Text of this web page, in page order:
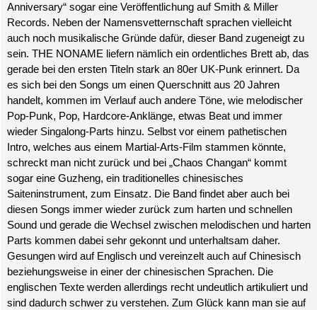
Anniversary“ sogar eine Veröffentlichung auf Smith & Miller
Records. Neben der Namensvetternschaft sprachen vielleicht
auch noch musikalische Gründe dafür, dieser Band zugeneigt zu
sein. THE NONAME liefern nämlich ein ordentliches Brett ab, das
gerade bei den ersten Titeln stark an 80er UK-Punk erinnert. Da
es sich bei den Songs um einen Querschnitt aus 20 Jahren
handelt, kommen im Verlauf auch andere Töne, wie melodischer
Pop-Punk, Pop, Hardcore-Anklänge, etwas Beat und immer
wieder Singalong-Parts hinzu. Selbst vor einem pathetischen
Intro, welches aus einem Martial-Arts-Film stammen könnte,
schreckt man nicht zurück und bei „Chaos Changan“ kommt
sogar eine Guzheng, ein traditionelles chinesisches
Saiteninstrument, zum Einsatz. Die Band findet aber auch bei
diesen Songs immer wieder zurück zum harten und schnellen
Sound und gerade die Wechsel zwischen melodischen und harten
Parts kommen dabei sehr gekonnt und unterhaltsam daher.
Gesungen wird auf Englisch und vereinzelt auch auf Chinesisch
beziehungsweise in einer der chinesischen Sprachen. Die
englischen Texte werden allerdings recht undeutlich artikuliert und
sind dadurch schwer zu verstehen. Zum Glück kann man sie auf